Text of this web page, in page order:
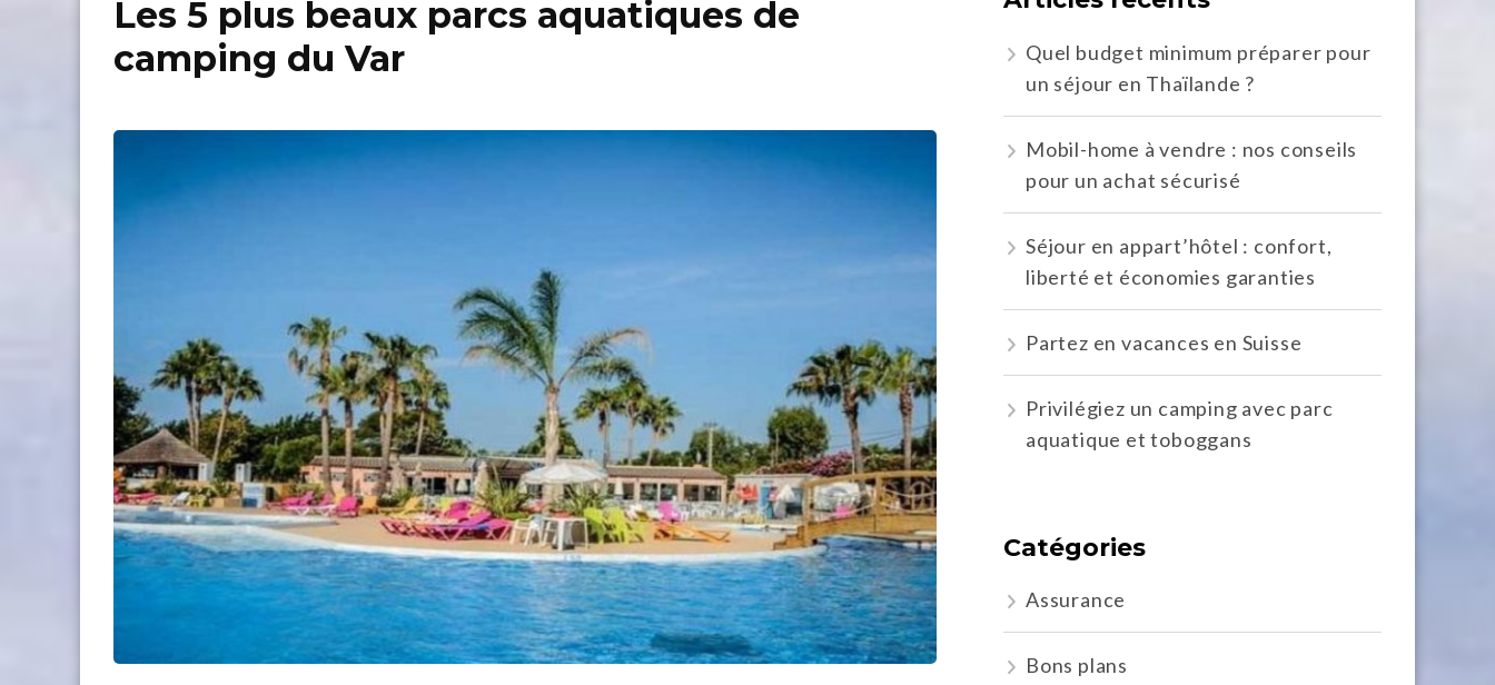
Les 5 plus beaux parcs aquatiques de
camping du Var
Quel budget minimum préparer pour
un séjour en Thaïlande ?
Mobil-home à vendre : nos conseils
pour un achat sécurisé
Séjour en appart’hôtel : confort,
liberté et économies garanties
Partez en vacances en Suisse
Privilégiez un camping avec parc
aquatique et toboggans
Catégories
Assurance
Bons plans